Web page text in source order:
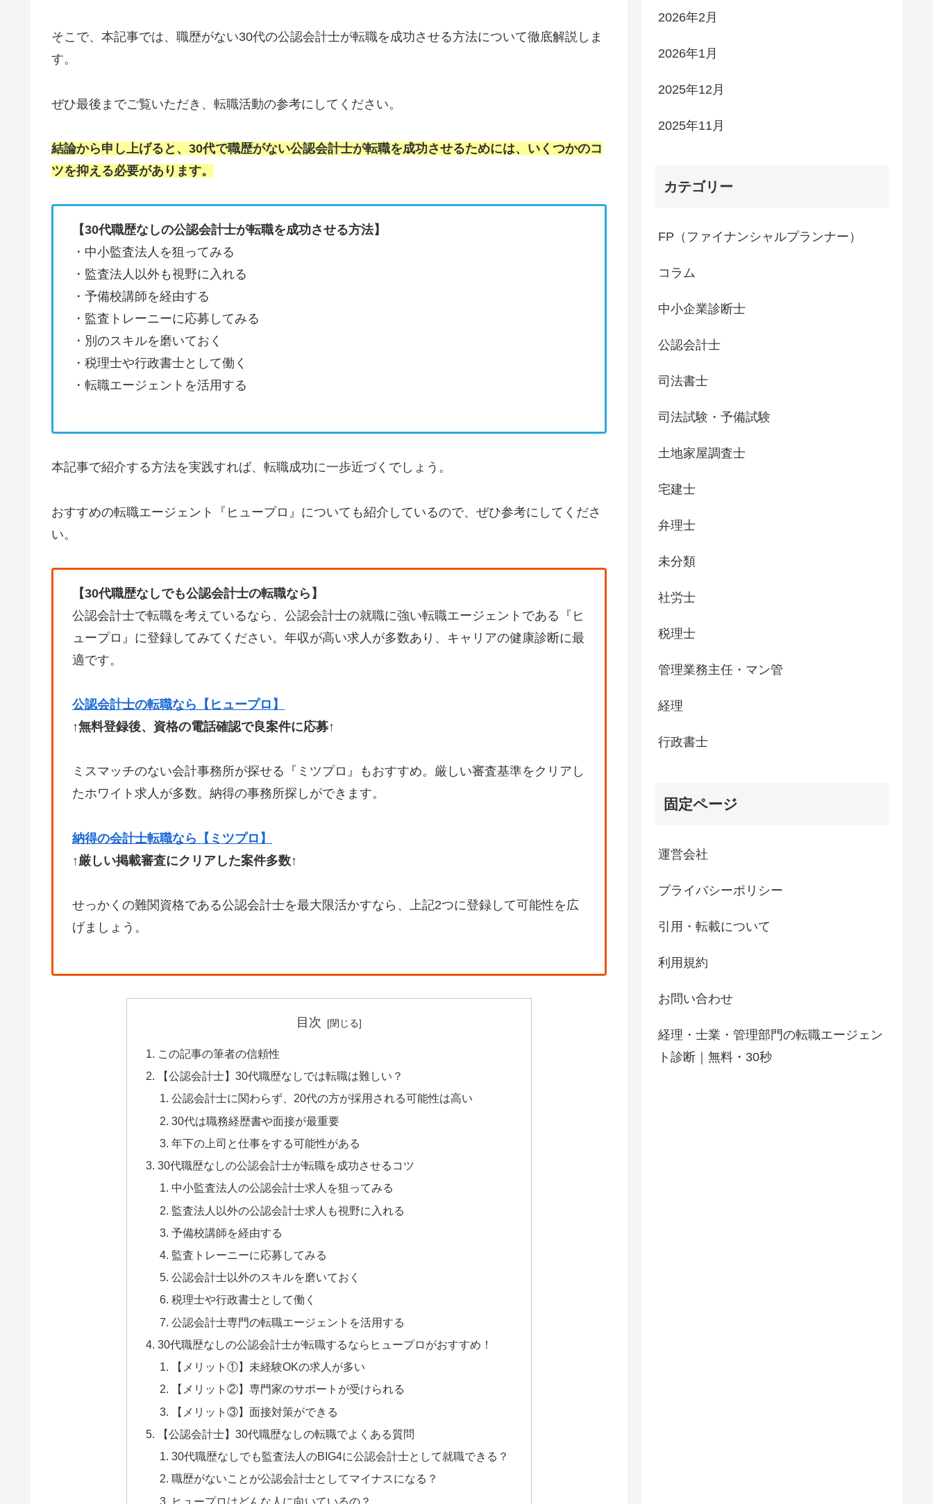
そこで、本記事では、職歴がない30代の公認会計士が転職を成功させる方法について徹底解説しま
す。
ぜひ最後までご覧いただき、転職活動の参考にしてください。
結論から申し上げると、30代で職歴がない公認会計士が転職を成功させるためには、いくつかのコ
ツを抑える必要があります。
【30代職歴なしの公認会計士が転職を成功させる方法】
・中小監査法人を狙ってみる
・監査法人以外も視野に入れる
・予備校講師を経由する
・監査トレーニーに応募してみる
・別のスキルを磨いておく
・税理士や行政書士として働く
・転職エージェントを活用する
本記事で紹介する方法を実践すれば、転職成功に一歩近づくでしょう。
おすすめの転職エージェント『ヒュープロ』についても紹介しているので、ぜひ参考にしてくださ
い。
【30代職歴なしでも公認会計士の転職なら】
公認会計士で転職を考えているなら、公認会計士の就職に強い転職エージェントである『ヒ
ュープロ』に登録してみてください。年収が高い求人が多数あり、キャリアの健康診断に最
適です。
公認会計士の転職なら【ヒュープロ】
↑無料登録後、資格の電話確認で良案件に応募↑
ミスマッチのない会計事務所が探せる『ミツプロ』もおすすめ。厳しい審査基準をクリアし
たホワイト求人が多数。納得の事務所探しができます。
納得の会計士転職なら【ミツプロ】
↑厳しい掲載審査にクリアした案件多数↑
せっかくの難関資格である公認会計士を最大限活かすなら、上記2つに登録して可能性を広
げましょう。
目次
この記事の筆者の信頼性
【公認会計士】30代職歴なしでは転職は難しい？
公認会計士に関わらず、20代の方が採用される可能性は高い
30代は職務経歴書や面接が最重要
年下の上司と仕事をする可能性がある
30代職歴なしの公認会計士が転職を成功させるコツ
中小監査法人の公認会計士求人を狙ってみる
監査法人以外の公認会計士求人も視野に入れる
予備校講師を経由する
監査トレーニーに応募してみる
公認会計士以外のスキルを磨いておく
税理士や行政書士として働く
公認会計士専門の転職エージェントを活用する
30代職歴なしの公認会計士が転職するならヒュープロがおすすめ！
【メリット①】未経験OKの求人が多い
【メリット②】専門家のサポートが受けられる
【メリット③】面接対策ができる
【公認会計士】30代職歴なしの転職でよくある質問
30代職歴なしでも監査法人のBIG4に公認会計士として就職できる？
職歴がないことが公認会計士としてマイナスになる？
ヒュープロはどんな人に向いているの？
2026年2月
2026年1月
2025年12月
2025年11月
カテゴリー
FP（ファイナンシャルプランナー）
コラム
中小企業診断士
公認会計士
司法書士
司法試験・予備試験
土地家屋調査士
宅建士
弁理士
未分類
社労士
税理士
管理業務主任・マン管
経理
行政書士
固定ページ
運営会社
プライバシーポリシー
引用・転載について
利用規約
お問い合わせ
経理・士業・管理部門の転職エージェン
ト診断｜無料・30秒